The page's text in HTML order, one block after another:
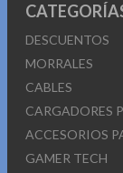
DESCUENTOS
MORRALES
CABLES
CARGADORES
ACCESORIOS
GAMER TECH